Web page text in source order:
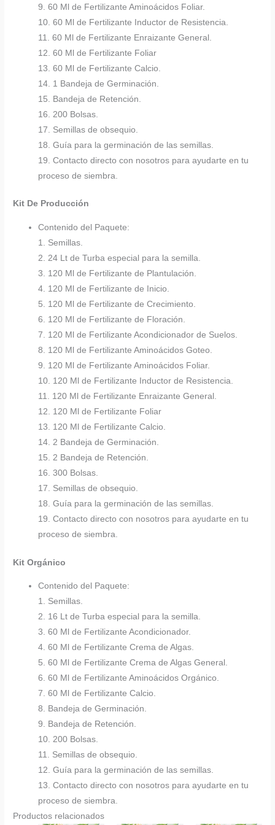
9. 60 Ml de Fertilizante Aminoácidos Foliar.
10. 60 Ml de Fertilizante Inductor de Resistencia.
11. 60 Ml de Fertilizante Enraizante General.
12. 60 Ml de Fertilizante Foliar
13. 60 Ml de Fertilizante Calcio.
14. 1 Bandeja de Germinación.
15. Bandeja de Retención.
16. 200 Bolsas.
17. Semillas de obsequio.
18. Guía para la germinación de las semillas.
19. Contacto directo con nosotros para ayudarte en tu
proceso de siembra.
Kit De Producción
Contenido del Paquete:
1. Semillas.
2. 24 Lt de Turba especial para la semilla.
3. 120 Ml de Fertilizante de Plantulación.
4. 120 Ml de Fertilizante de Inicio.
5. 120 Ml de Fertilizante de Crecimiento.
6. 120 Ml de Fertilizante de Floración.
7. 120 Ml de Fertilizante Acondicionador de Suelos.
8. 120 Ml de Fertilizante Aminoácidos Goteo.
9. 120 Ml de Fertilizante Aminoácidos Foliar.
10. 120 Ml de Fertilizante Inductor de Resistencia.
11. 120 Ml de Fertilizante Enraizante General.
12. 120 Ml de Fertilizante Foliar
13. 120 Ml de Fertilizante Calcio.
14. 2 Bandeja de Germinación.
15. 2 Bandeja de Retención.
16. 300 Bolsas.
17. Semillas de obsequio.
18. Guía para la germinación de las semillas.
19. Contacto directo con nosotros para ayudarte en tu
proceso de siembra.
Kit Orgánico
Contenido del Paquete:
1. Semillas.
2. 16 Lt de Turba especial para la semilla.
3. 60 Ml de Fertilizante Acondicionador.
4. 60 Ml de Fertilizante Crema de Algas.
5. 60 Ml de Fertilizante Crema de Algas General.
6. 60 Ml de Fertilizante Aminoácidos Orgánico.
7. 60 Ml de Fertilizante Calcio.
8. Bandeja de Germinación.
9. Bandeja de Retención.
10. 200 Bolsas.
11. Semillas de obsequio.
12. Guía para la germinación de las semillas.
13. Contacto directo con nosotros para ayudarte en tu
proceso de siembra.
Productos relacionados